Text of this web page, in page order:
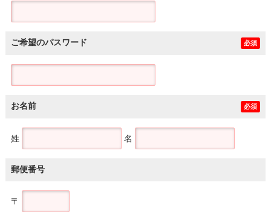
ご希望のパスワード 必須
お名前 必須
姓 名
郵便番号
〒